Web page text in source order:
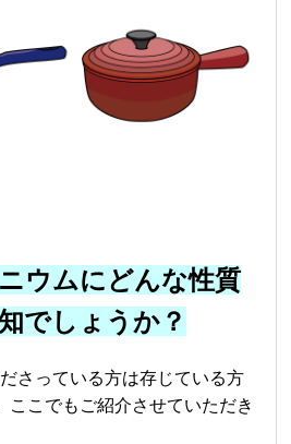
ウムにどんな性質
でしょうか？
さっている方は存じている方
ここでもご紹介させていただき